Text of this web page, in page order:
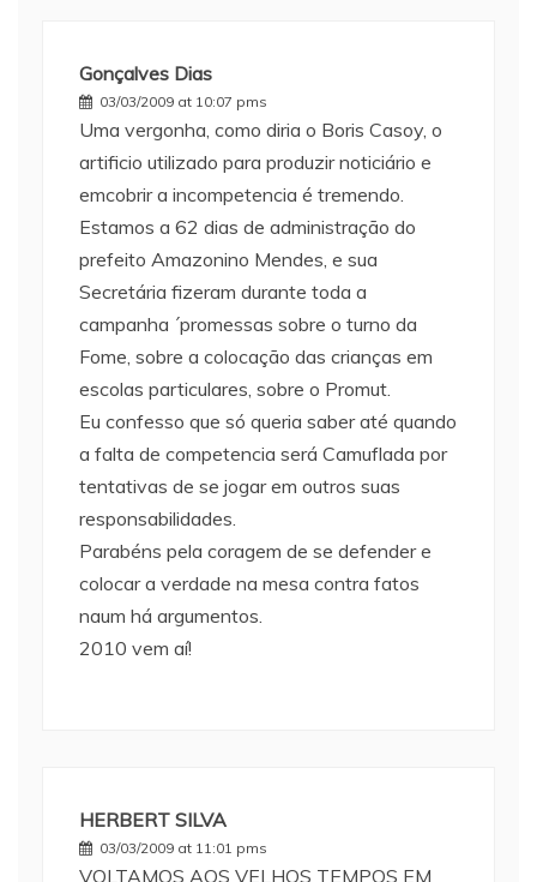
Gonçalves Dias
03/03/2009 at 10:07 pms
Uma vergonha, como diria o Boris Casoy, o
artificio utilizado para produzir noticiário e
emcobrir a incompetencia é tremendo.
Estamos a 62 dias de administração do
prefeito Amazonino Mendes, e sua
Secretária fizeram durante toda a
campanha ´promessas sobre o turno da
Fome, sobre a colocação das crianças em
escolas particulares, sobre o Promut.
Eu confesso que só queria saber até quando
a falta de competencia será Camuflada por
tentativas de se jogar em outros suas
responsabilidades.
Parabéns pela coragem de se defender e
colocar a verdade na mesa contra fatos
naum há argumentos.
2010 vem aí!
HERBERT SILVA
03/03/2009 at 11:01 pms
VOLTAMOS AOS VELHOS TEMPOS EM